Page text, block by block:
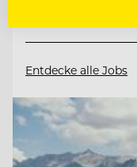
Entdecke alle Jobs